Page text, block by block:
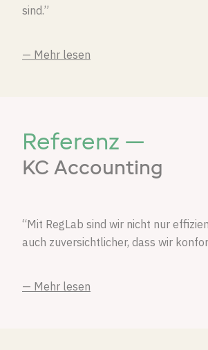
sind.”
— Mehr lesen
Referenz —
KC Accounting
“Mit RegLab sind wir nicht nur
auch zuversichtlicher, dass wir
— Mehr lesen